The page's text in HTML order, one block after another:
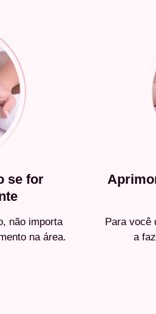
se for
não importa
na área.
Para você
a